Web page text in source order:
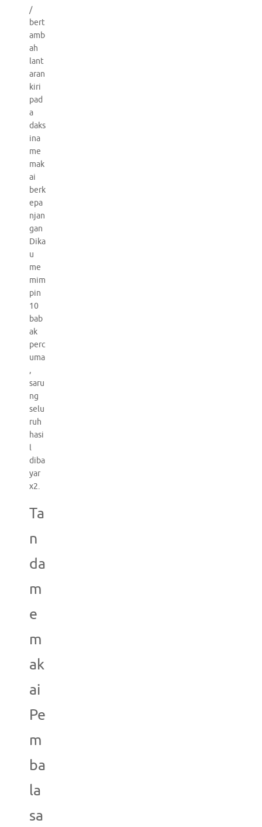
/
bert
amb
ah
lant
aran
kiri
pad
a
daks
ina
me
mak
ai
berk
epa
njan
gan
Dika
u
me
mim
pin
10
bab
ak
perc
uma
,
saru
ng
selu
ruh
hasi
l
diba
yar
x2.
Ta
n
da
m
e
m
ak
ai
Pe
m
ba
la
sa